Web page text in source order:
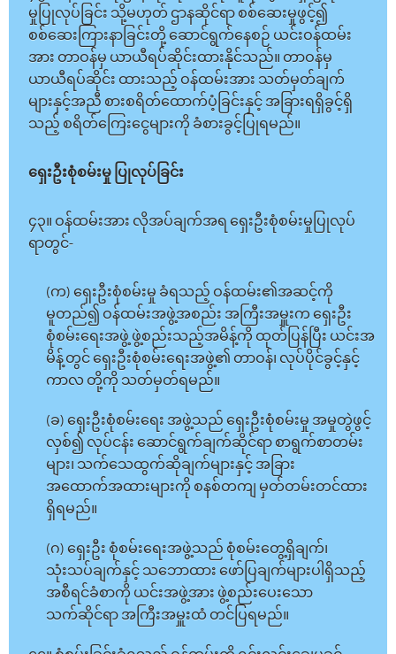
မှုပြုလုပ်ခြင်း သို့မဟုတ် ဌာနဆိုင်ရာ စစ်ဆေးမှုဖွင့်၍
စစ်ဆေးကြားနာခြင်းတို့ ဆောင်ရွက်နေစဉ် ယင်းဝန်ထမ်း
အား တာဝန်မှ ယာယီရပ်ဆိုင်းထားနိုင်သည်။ တာဝန်မှ
ယာယီရပ်ဆိုင်း ထားသည့် ဝန်ထမ်းအား သတ်မှတ်ချက်
များနှင့်အညီ စားစရိတ်ထောက်ပံ့ခြင်းနှင့် အခြားရရှိခွင့်ရှိ
သည့် စရိတ်ကြေးငွေများကို ခံစားခွင့်ပြုရမည်။
ရှေးဦးစုံစမ်းမှု ပြုလုပ်ခြင်း
၄၃။ ဝန်ထမ်းအား လိုအပ်ချက်အရ ရှေးဦးစုံစမ်းမှုပြုလုပ်
ရာတွင်-
(က) ရှေးဦးစုံစမ်းမှု ခံရသည့် ဝန်ထမ်း၏အဆင့်ကို
မူတည်၍ ဝန်ထမ်းအဖွဲ့အစည်း အကြီးအမှူးက ရှေးဦး
စုံစမ်းရေးအဖွဲ့ ဖွဲ့စည်းသည့်အမိန့်ကို ထုတ်ပြန်ပြီး ယင်းအ
မိန့်တွင် ရှေးဦးစုံစမ်းရေးအဖွဲ့၏ တာဝန်၊ လုပ်ပိုင်ခွင့်နှင့်
ကာလ တို့ကို သတ်မှတ်ရမည်။
(ခ) ရှေးဦးစုံစမ်းရေး အဖွဲ့သည် ရှေးဦးစုံစမ်းမှု အမှုတွဲဖွင့်
လှစ်၍ လုပ်ငန်း ဆောင်ရွက်ချက်ဆိုင်ရာ စာရွက်စာတမ်း
များ၊ သက်သေထွက်ဆိုချက်များနှင့် အခြား
အထောက်အထားများကို စနစ်တကျ မှတ်တမ်းတင်ထား
ရှိရမည်။
(ဂ) ရှေးဦး စုံစမ်းရေးအဖွဲ့သည် စုံစမ်းတွေ့ရှိချက်၊
သုံးသပ်ချက်နှင့် သဘောထား ဖော်ပြချက်များပါရှိသည့်
အစီရင်ခံစာကို ယင်းအဖွဲ့အား ဖွဲ့စည်းပေးသော
သက်ဆိုင်ရာ အကြီးအမှူးထံ တင်ပြရမည်။